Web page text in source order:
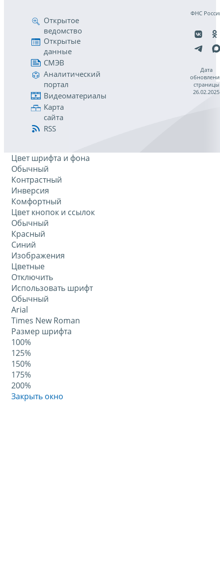
Открытое
ведомство
Открытые
данные
СМЭВ
Аналитический
портал
Видеоматериалы
Карта
сайта
RSS
ФНС
Дата
страницы
26.02.2025
Цвет шрифта и фона
Обычный
Контрастный
Инверсия
Комфортный
Цвет кнопок и ссылок
Обычный
Красный
Синий
Изображения
Цветные
Отключить
Использовать шрифт
Обычный
Arial
Times New Roman
Размер шрифта
100%
125%
150%
175%
200%
Закрыть окно